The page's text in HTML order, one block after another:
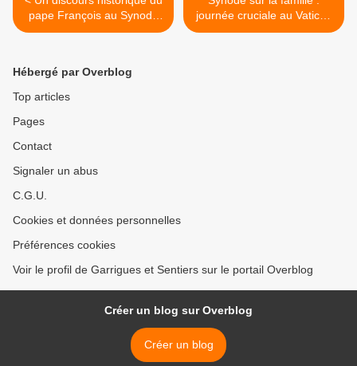
pape François au Synode
de Rome sur la Famille
journée cruciale au Vatican
>
Hébergé par Overblog
Top articles
Pages
Contact
Signaler un abus
C.G.U.
Cookies et données personnelles
Préférences cookies
Voir le profil de Garrigues et Sentiers sur le portail Overblog
Créer un blog sur Overblog
Créer un blog